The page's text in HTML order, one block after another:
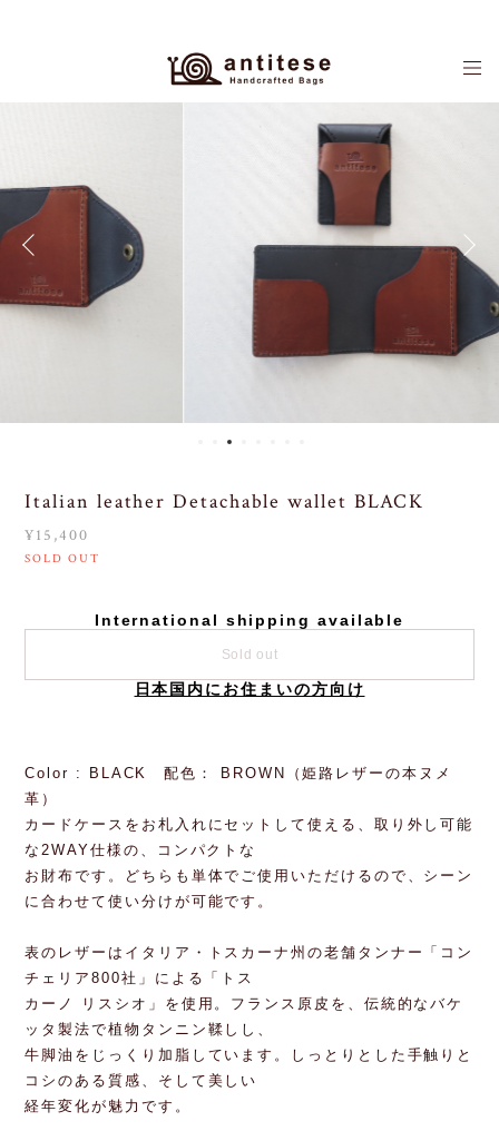
Italian leather Detachable wallet BLACK
¥15,400
SOLD OUT
International shipping available
Sold out
日本国内にお住まいの方向け
Color : BLACK 配色： BROWN（姫路レザーの本ヌメ
革）
カードケースをお札入れにセットして使える、取り外し可能
な2WAY仕様の、コンパクトな
お財布です。どちらも単体でご使用いただけるので、シーン
に合わせて使い分けが可能です。
表のレザーはイタリア・トスカーナ州の老舗タンナー「コン
チェリア800社」による「トス
カーノ リスシオ」を使用。フランス原皮を、伝統的なバケ
ッタ製法で植物タンニン鞣しし、
牛脚油をじっくり加脂しています。しっとりとした手触りと
コシのある質感、そして美しい
経年変化が魅力です。